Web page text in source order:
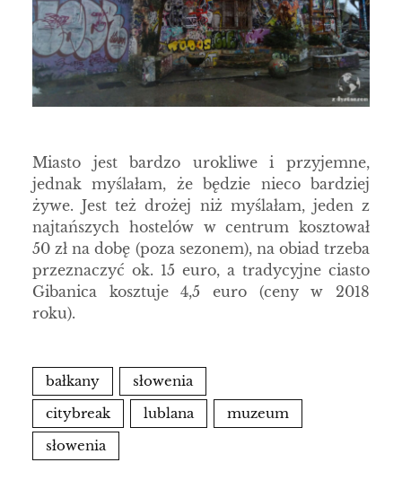
Miasto jest bardzo urokliwe i przyjemne,
jednak myślałam, że będzie nieco bardziej
żywe. Jest też drożej niż myślałam, jeden z
najtańszych hostelów w centrum kosztował
50 zł na dobę (poza sezonem), na obiad trzeba
przeznaczyć ok. 15 euro, a tradycyjne ciasto
Gibanica kosztuje 4,5 euro (ceny w 2018
roku).
bałkany
słowenia
citybreak
lublana
muzeum
słowenia